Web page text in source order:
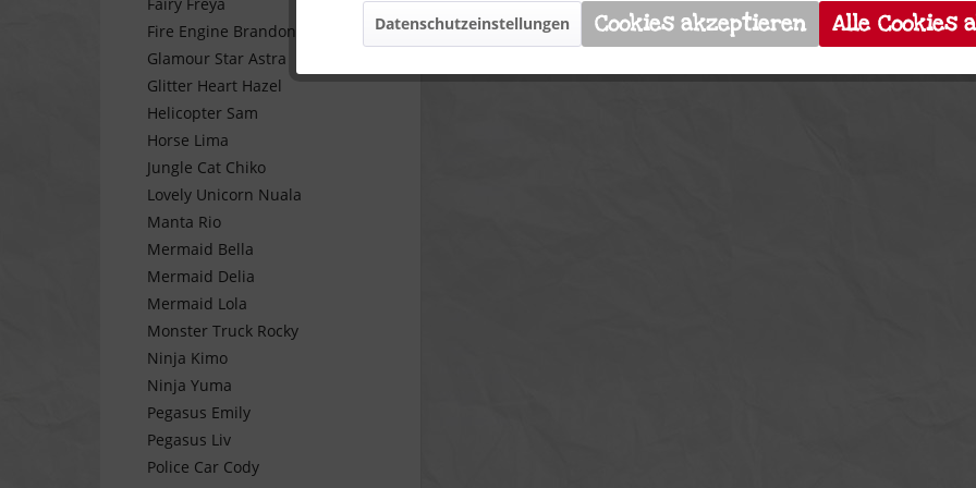
Fire Engine Brandon
Glamour Star Astra
Glitter Heart Hazel
Helicopter Sam
Horse Lima
Jungle Cat Chiko
Lovely Unicorn Nuala
Manta Rio
Mermaid Bella
Mermaid Delia
Mermaid Lola
Monster Truck Rocky
Ninja Kimo
Ninja Yuma
Pegasus Emily
Pegasus Liv
Police Car Cody
Datenschutzeinstellungen Cookies akzeptieren Alle Cookies